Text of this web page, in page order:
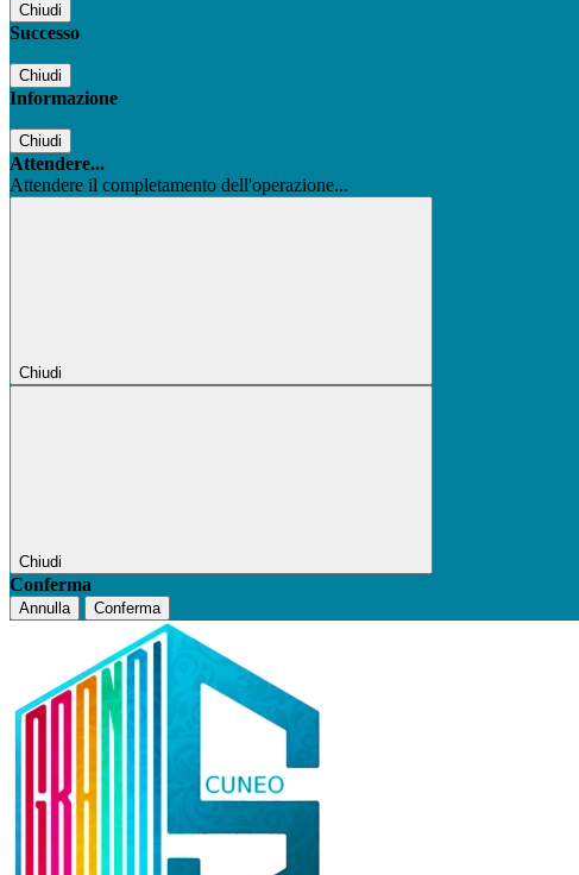
Chiudi
Successo
Chiudi
Informazione
Chiudi
Attendere...
Attendere il completamento dell'operazione...
Chiudi
Chiudi
Conferma
Annulla Conferma